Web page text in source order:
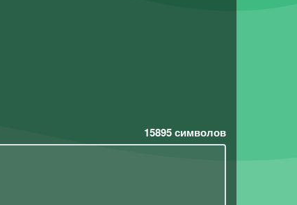
15895символов